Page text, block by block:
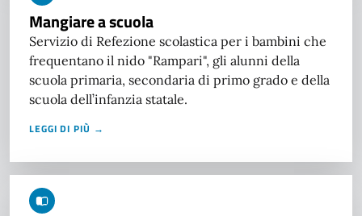
Mangiare a scuola
Servizio di Refezione scolastica per i bambini che
frequentano il nido "Rampari", gli alunni della
scuola primaria, secondaria di primo grado e della
scuola dell’infanzia statale.
LEGGI DI PIÙ →